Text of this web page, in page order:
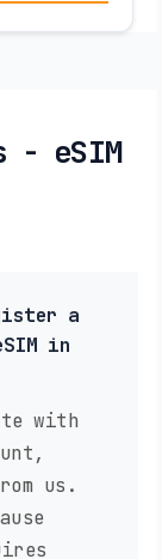
- eSIM
a
in
with
us.